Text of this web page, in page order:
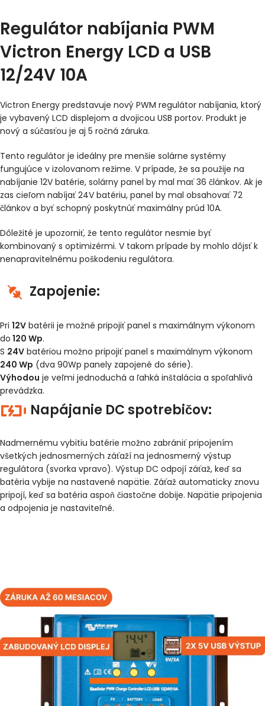
Regulátor nabíjania PWM
Victron Energy LCD a USB
12/24V 10A
Victron Energy predstavuje nový PWM regulátor nabíjania, ktorý
je vybavený LCD displejom a dvojicou USB portov. Produkt je
nový a súčasťou je aj 5 ročná záruka.
Tento regulátor je ideálny pre menšie solárne systémy
fungujúce v izolovanom režime. V prípade, že sa použije na
nabíjanie 12V batérie, solárny panel by mal mať 36 článkov. Ak je
zas cieľom nabíjať 24V batériu, panel by mal obsahovať 72
článkov a byť schopný poskytnúť maximálny prúd 10A.
Dôležité je upozorniť, že tento regulátor nesmie byť
kombinovaný s optimizérmi. V takom prípade by mohlo dôjsť k
nenapravitelnému poškodeniu regulátora.
Zapojenie:
Pri 12V batérii je možné pripojiť panel s maximálnym výkonom
do 120 Wp.
S 24V batériou možno pripojiť panel s maximálnym výkonom
240 Wp (dva 90Wp panely zapojené do série).
Výhodou je veľmi jednoduchá a ľahká inštalácia a spoľahlivá
prevádzka.
Napájanie DC spotrebičov:
Nadmernému vybitiu batérie možno zabrániť pripojením
všetkých jednosmerných záťaží na jednosmerný výstup
regulátora (svorka vpravo). Výstup DC odpojí záťaž, keď sa
batéria vybije na nastavené napätie. Záťaž automaticky znovu
pripojí, keď sa batéria aspoň čiastočne dobije. Napätie pripojenia
a odpojenia je nastaviteľné.